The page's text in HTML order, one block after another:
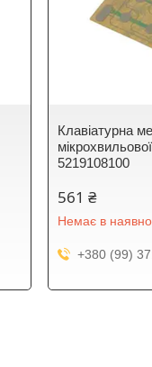
Клавіатурна
5219108100
561 ₴
Немає в
+380 (99)